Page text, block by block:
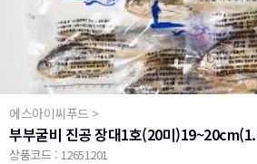
에스아이씨푸드 >
부부굴비 진공 장대1호(20미
상품코드 : 12651201